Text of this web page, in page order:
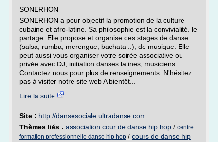
SONERHON
SONERHON a pour objectif la promotion de la culture
cubaine et afro-latine. Sa philosophie est la convivialité, le
partage. Elle propose et organise des stages de danse
(salsa, rumba, merengue, bachata...), de musique. Elle
peut aussi vous organiser votre soirée associative ou
privée avec DJ, initiation danses latines, musiciens ...
Contactez nous pour plus de renseignements. N'hésitez
pas à visiter notre site web A bientôt...
Lire la suite
Site : http://dansesociale.ultradanse.com
Thèmes liés : association cour de danse hip hop / centre
formation professionnelle danse hip hop / cours de danse hip